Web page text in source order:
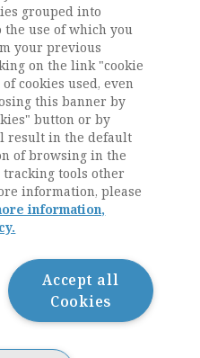
oppure
grouped into
the use of which you
your previous
on the link "cookie
cookies used, even
this banner by
button or by
result in the default
of browsing in the
tracking tools other
information, please
information,
Accept all
Cookies